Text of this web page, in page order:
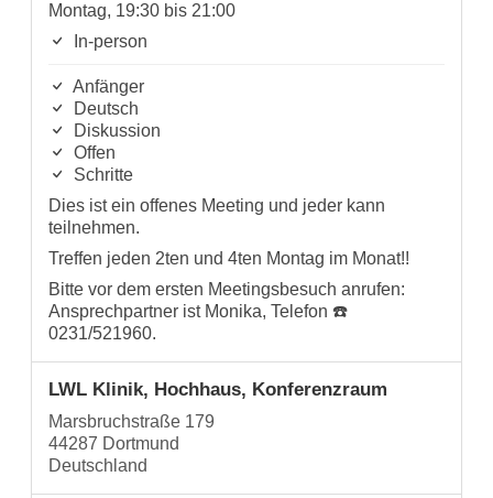
Montag, 19:30 bis 21:00
In-person
Anfänger
Deutsch
Diskussion
Offen
Schritte
Dies ist ein offenes Meeting und jeder kann
teilnehmen.
Treffen jeden 2ten und 4ten Montag im Monat!!
Bitte vor dem ersten Meetingsbesuch anrufen:
Ansprechpartner ist Monika, Telefon ☎️
0231/521960.
LWL Klinik, Hochhaus, Konferenzraum
Marsbruchstraße 179
44287 Dortmund
Deutschland